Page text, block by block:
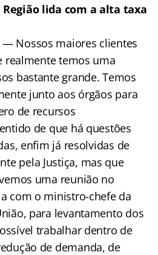
Região lida com a alta taxa
— Nossos maiores clientes
realmente temos uma
bastante grande. Temos
junto aos órgãos para
de recursos
de que há questões
enfim já resolvidas de
pela Justiça, mas que
uma reunião no
com o ministro-chefe da
para levantamento dos
trabalhar dentro de
de demanda, de